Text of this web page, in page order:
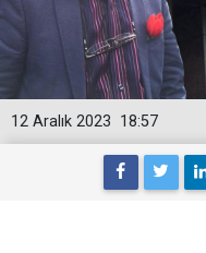
18:57
12 Aralık 2023